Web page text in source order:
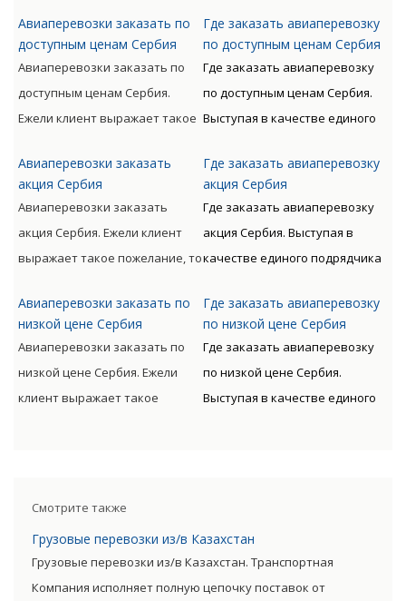
получателю.
ценности могут
сопровождаться от
непосредственного
отправителя к
непосредственному
получателю.
Авиаперевозки заказать по
доступным ценам Сербия
Авиаперевозки заказать по
доступным ценам Сербия.
Ежели клиент выражает такое
материальные ценности могут
сопровождаться от
непосредственного
отправителя к
непосредственному
получателю.
Авиаперевозки заказать
акция Сербия
Авиаперевозки заказать
акция Сербия. Ежели клиент
выражает такое пожелание, то
ценности могут
сопровождаться от
непосредственного
непосредственному
Авиаперевозки заказать по
низкой цене Сербия
Авиаперевозки заказать по
низкой цене Сербия. Ежели
клиент выражает такое
непосредственному
расходов.
всему миру с следующим
таможенным оформлением
предлагает Клиенту
оптимизацию денежных и
временных расходов.
Где заказать авиаперевозку
по доступным ценам Сербия
Где заказать авиаперевозку
по доступным ценам Сербия.
Выступая в качестве единого
грузов авиа по всему миру с
следующим таможенным
оформлением предлагает
Клиенту оптимизацию
денежных и временных
расходов.
Где заказать авиаперевозку
акция Сербия
Где заказать авиаперевозку
акция Сербия. Выступая в
качестве единого подрядчика
всему миру с следующим
таможенным оформлением
предлагает Клиенту
оптимизацию денежных и
временных расходов.
Где заказать авиаперевозку
по низкой цене Сербия
Где заказать авиаперевозку
по низкой цене Сербия.
Выступая в качестве единого
Смотрите также
Грузовые перевозки из/в Казахстан
Грузовые перевозки из/в Казахстан. Транспортная
Компания исполняет полную цепочку поставок от